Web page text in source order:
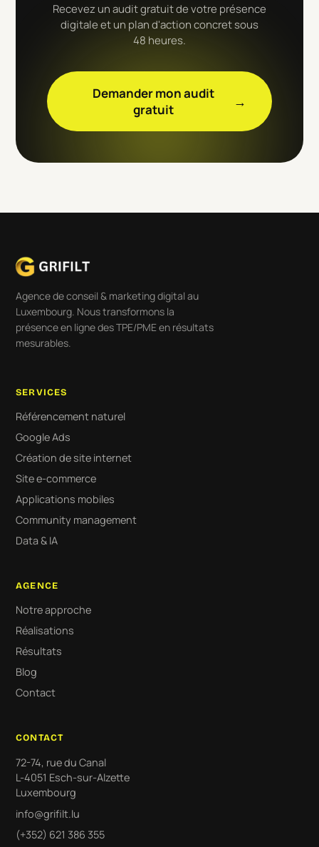
Recevez un audit gratuit de votre présence
digitale et un plan d'action concret sous
48 heures.
Demander mon audit
gratuit
→
Agence de conseil & marketing digital au
Luxembourg. Nous transformons la
présence en ligne des TPE/PME en résultats
mesurables.
SERVICES
Référencement naturel
Google Ads
Création de site internet
Site e-commerce
Applications mobiles
Community management
Data & IA
AGENCE
Notre approche
Réalisations
Résultats
Blog
Contact
CONTACT
72-74, rue du Canal
L-4051 Esch-sur-Alzette
Luxembourg
info@grifilt.lu
(+352) 621 386 355